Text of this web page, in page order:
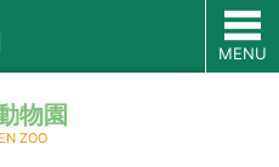
MENU
物園
ZOO